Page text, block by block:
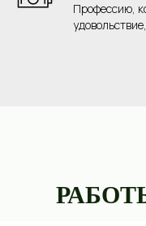
Профессию,